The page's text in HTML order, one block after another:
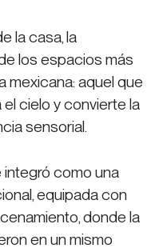
la casa, la
los espacios más
mexicana: aquel que
cielo y convierte la
sensorial.
integró como una
equipada con
donde la
en un mismo